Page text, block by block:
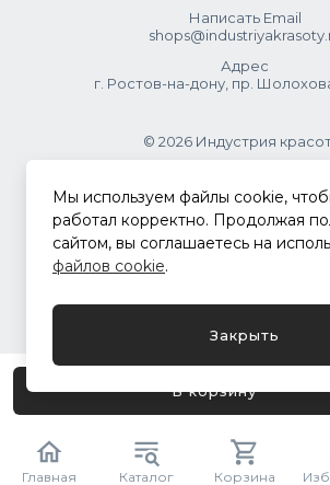
Главная Каталог Корзина
В корзину
Написать Email
Адрес
г. Ростов-на-дону, пр. Шолохова,
© 2026 Индустрия
.
Политика
Мы используем файлы cookie,
работал корректно. Продолжая
сайтом, вы соглашаетесь на
файлов cookie.
Закрыть